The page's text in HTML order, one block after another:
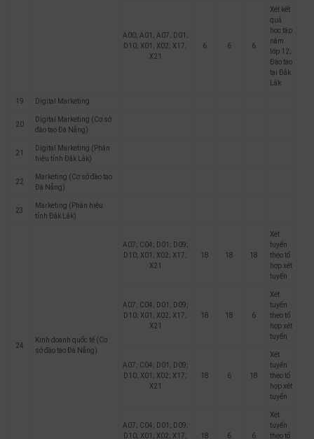
A00; A01; A07; D01;
D10; X01; X02; X17;
X21
6 6 6
Xét kết
quả
học tập
năm
lớp 12;
Đào tạo
tại Đắk
Lắk
19 Digital Marketing
20
Digital Marketing (Cơ sở
đào tạo Đà Nẵng)
21
Digital Marketing (Phân
hiệu tỉnh Đắk Lắk)
22
Marketing (Cơ sở đào tạo
Đà Nẵng)
23
Marketing (Phân hiệu
tỉnh Đắk Lắk)
24
Kinh doanh quốc tế (Cơ
sở đào tạo Đà Nẵng)
A07; C04; D01; D09;
D10; X01; X02; X17;
X21
18 18 18
Xét
tuyển
theo tổ
hợp xét
tuyển
A07; C04; D01; D09;
D10; X01; X02; X17;
X21
18 18 6
Xét
tuyển
theo tổ
hợp xét
tuyển
A07; C04; D01; D09;
D10; X01; X02; X17;
X21
18 6 18
Xét
tuyển
theo tổ
hợp xét
tuyển
A07; C04; D01; D09;
D10; X01; X02; X17;
18 6 6
Xét
tuyển
theo tổ